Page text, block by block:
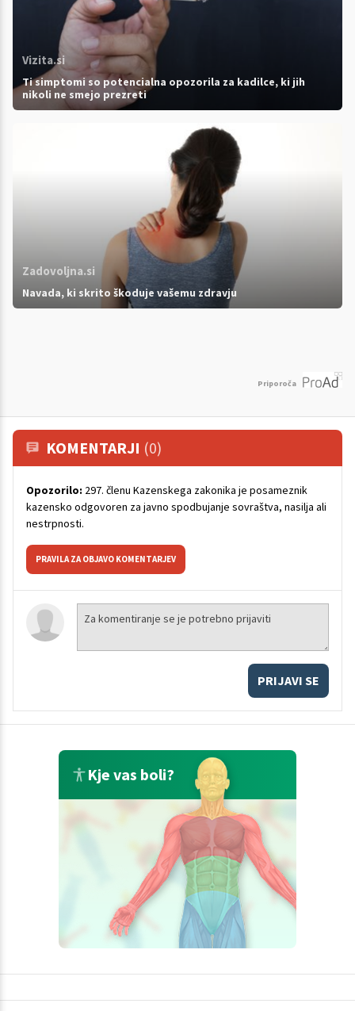
Vizita.si
Ti simptomi so potencialna opozorila za kadilce, ki jih
nikoli ne smejo prezreti
Zadovoljna.si
Navada, ki skrito škoduje vašemu zdravju
Priporoča
KOMENTARJI (0)
Opozorilo: 297. členu Kazenskega zakonika je posameznik
kazensko odgovoren za javno spodbujanje sovraštva, nasilja ali
nestrpnosti.
PRAVILA ZA OBJAVO KOMENTARJEV
PRIJAVI SE
Kje vas boli?